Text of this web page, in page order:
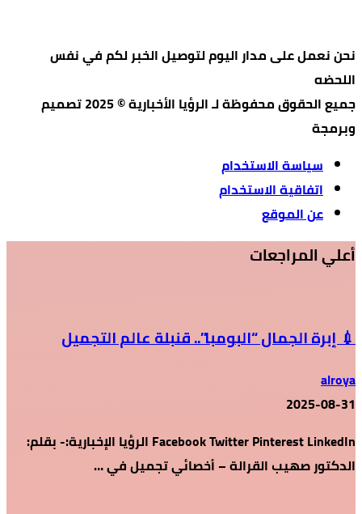
نحن نعمل على مدار اليوم لتوصيل الخبر لكم في نفس
اللحضه
جميع الحقوق محفوظة لـ الرؤيا الأخبارية © 2025 تصميم
وبرمجة
سياسة الاستخدام
اتفاقية الاستخدام
عن الموقع
أعلي المراجعات
💉 إبرة الجمال “البومبا”.. قنبلة عالم التجميل
alroya
2025-08-31
Facebook Twitter Pinterest LinkedIn الرؤيا الإخبارية:- بقلم:
الدكتور صهيب القرالة – أخصائي تجميل في …